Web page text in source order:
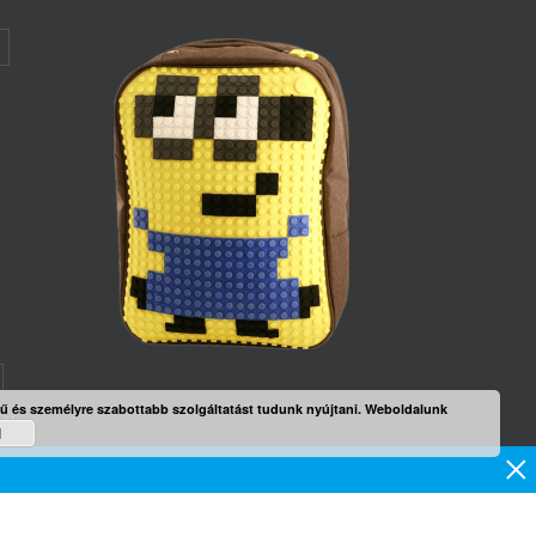
×
és személyre szabottabb szolgáltatást tudunk nyújtani. Weboldalunk